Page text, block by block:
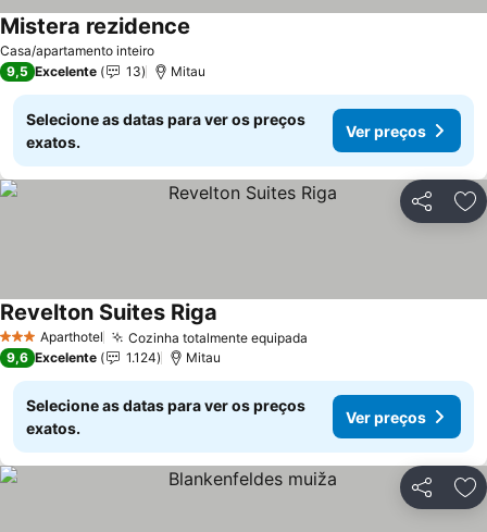
Casa/apartamento inteiro
Mistera rezidence
9,5 Excelente 13 Mitau
Selecione as datas para ver os preços
exatos.
Ver preços
Partilhar
3 EstrelasAparthotel Cozinha totalmente equipada
Revelton Suites Riga
9,6 Excelente 1.124 Mitau
Selecione as datas para ver os preços
exatos.
Ver preços
Partilhar